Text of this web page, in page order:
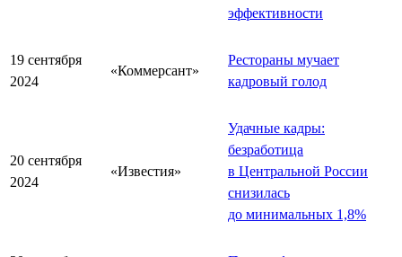
эффективности
19 сентября
2024
«Коммерсант»
Рестораны мучает
кадровый голод
20 сентября
2024
«Известия»
Удачные кадры:
безработица
в Центральной России
снизилась
до минимальных 1,8%